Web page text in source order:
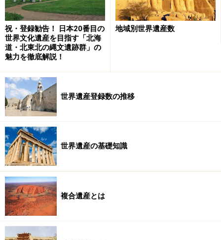
「パルミラ？」。そう叫びながらバスを飛び降りて遺跡
を眺める。広大な砂漠の中に緑が広がり、そのまん中で
無数の柱が夕陽を受けて赤く浮かび上がっている。強い
風が砂を巻き上げるのか、太陽は黄色くゆがみ、彼方に
続く柱の向こうは蜃気楼のように霞んで見える。
※記事内容は執筆時点のものです。最新の内容をご確認くださ
い。
※海外を訪れる際には最新情報の入手に努め、「
ホームページ
」を確認するなど、安全確保に十分注意を払ってく
ださい。
祝・登録勧告！ 日本20番目の
世界文化遺産を目指す「北海
道・北東北の縄文遺跡群」の
魅力を徹底解説！
地域別世界遺産数
世界遺産登録数の推移
世界遺産の基礎知識
複合遺産とは